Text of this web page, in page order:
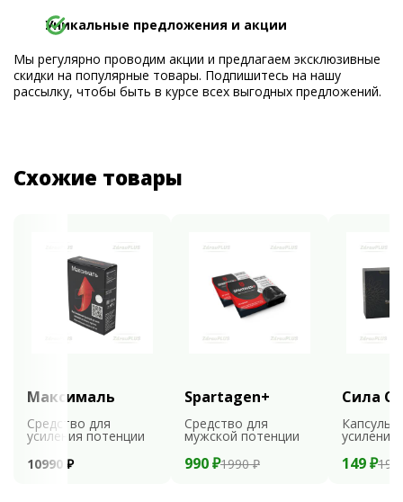
Уникальные предложения и акции
Мы регулярно проводим акции и предлагаем эксклюзивные
скидки на популярные товары. Подпишитесь на нашу
рассылку, чтобы быть в курсе всех выгодных предложений.
Схожие товары
Максималь
Средство для
усиления потенции
10990 ₽
Spartagen+
Средство для
мужской потенции
990 ₽1990 ₽
Сила
Капсулы
усиления
149 ₽